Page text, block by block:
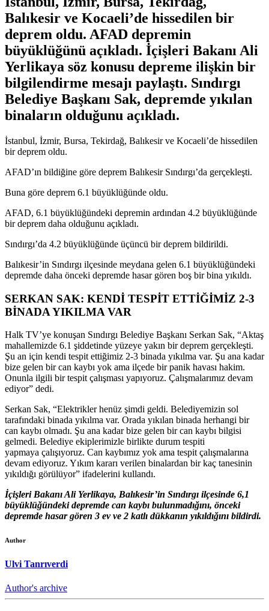
Balıkesir ve Kocaeli’de hissedilen bir
deprem oldu. AFAD depremin
büyüklüğünü açıkladı. İçişleri Bakanı Ali
Yerlikaya söz konusu depreme ilişkin bir
bilgilendirme mesajı paylaştı. Sındırgı
Belediye Başkanı Sak, depremde yıkılan
binaların olduğunu açıkladı.
İstanbul, İzmir, Bursa, Tekirdağ, Balıkesir ve Kocaeli’de hissedilen
bir deprem oldu.
AFAD’ın bildiğine göre deprem Balıkesir Sındırgı’da gerçekleşti.
Buna göre deprem 6.1 büyüklüğünde oldu.
AFAD, 6.1 büyüklüğündeki depremin ardından 4.2 büyüklüğünde
bir deprem daha olduğunu açıkladı.
Sındırgı’da 4.2 büyüklüğünde üçüncü bir deprem bildirildi.
Balıkesir’in Sındırgı ilçesinde meydana gelen 6.1 büyüklüğündeki
depremde daha önceki depremde hasar gören boş bir bina yıkıldı.
SERKAN SAK: KENDİ TESPİT ETTİĞİMİZ 2-3
BİNADA YIKILMA VAR
Halk TV’ye konuşan Sındırgı Belediye Başkanı Serkan Sak, “Aktaş
mahallemizde 6.1 şiddetinde yüzeye yakın bir deprem gerçekleşti.
Şu an için kendi tespit ettiğimiz 2-3 binada yıkılma var. Şu ana kadar
bize gelen bir can kaybı yok ama ilçede bir panik havası hakim.
Onunla ilgili bir tespit çalışması yapıyoruz. Çalışmalarımız devam
ediyor” dedi.
Serkan Sak, “Elektrikler henüz şimdi geldi. Belediyemizin sol
tarafındaki binada yıkılma var. Orada yıkılan binada herhangi bir
can kaybı olmadı. Şu ana kadar bize gelen bir can kaybı bilgisi
gelmedi. Belediye ekiplerimizle birlikte durum tespiti
yapmaya çalışıyoruz. Can kaybımız yok ama tespit çalışmalarına
devam ediyoruz. Yıkım kararı verilen binalardan bir kaç tanesinin
yıkıldığı görülüyor” ifadelerini kullandı.
İçişleri Bakanı Ali Yerlikaya, Balıkesir’in Sındırgı ilçesinde 6,1
büyüklüğündeki depremde can kaybı bulunmadığını, önceki
depremde hasar gören 3 ev ve 2 katlı dükkanın yıkıldığını bildirdi.
Author
Ulvi Tanrıverdi
Author's archive